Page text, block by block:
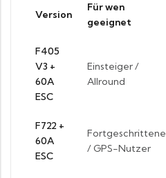
Version
Für wen
geeignet
F405
V3 +
60A
ESC
Einsteiger /
Allround
F722 +
60A
ESC
Fortgeschrittene
/ GPS-Nutzer